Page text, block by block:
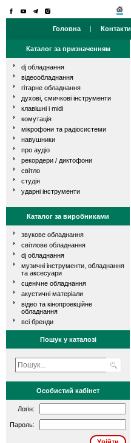
Головна | Контакти
Каталог за призначенням
dj обладнання
відеообладнання
гітарне обладнання
духові, смичкові інструменти
клавішні і midi
комутація
мікрофони та радіосистеми
навушники
про аудіо
рекордери / диктофони
світло
студія
ударні інструменти
Каталог за виробниками
звукове обладнання
світлове обладнання
dj обладнання
музичні інструменти, обладнання
та аксесуари
сценічне обладнання
акустичні матеріали
відео та кінопроекційне
обладнання
всі бренди
Пошук у каталозі
Особистий кабінет
Логін:
Пароль: